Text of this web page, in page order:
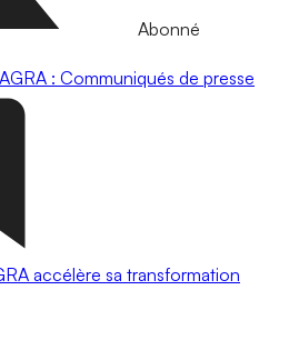
Abonné
AGRA : Communiqués de presse
accélère sa transformation